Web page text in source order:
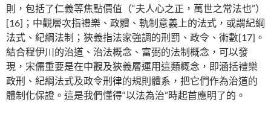
則，包括了仁義等焦點價值（“夫人心之正，萬世之常法也”）
[16]；中觀層次指禮樂、政體、軌制意義上的法式，或謂紀綱
法式、紀綱法制；狹義指法家強調的刑罰、政令、術數[17]。
結合程伊川的治道、治法概念、富弼的法制概念，可以發
現，宋儒重要是在中觀及狹義層運用這類概念，即涵括禮樂
政刑、紀綱法式及政令刑律的規則體系，把它們作為治道的
體制化保證。這是我們懂得“以法為治”時起首應明了的。